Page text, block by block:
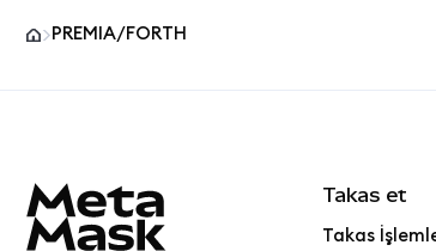
PREMIA/FORTH
Takas et
Takas